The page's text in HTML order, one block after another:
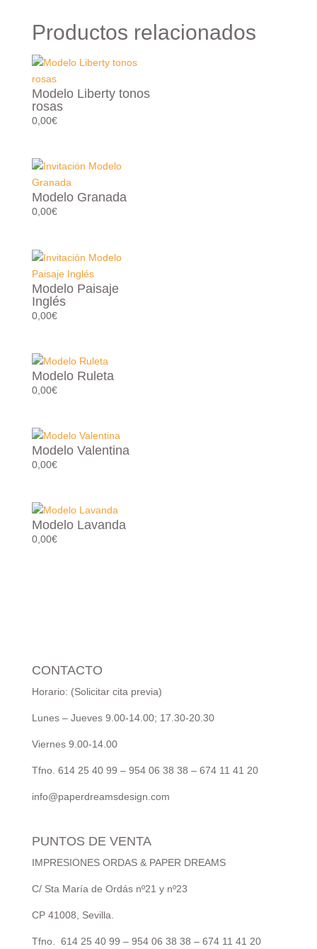
Productos relacionados
Modelo Liberty tonos
rosas
0,00€
Modelo Granada
0,00€
Modelo Paisaje
Inglés
0,00€
Modelo Ruleta
0,00€
Modelo Valentina
0,00€
Modelo Lavanda
0,00€
CONTACTO
Horario: (Solicitar cita previa)
Lunes – Jueves 9.00-14.00; 17.30-20.30
Viernes 9.00-14.00
Tfno. 614 25 40 99 – 954 06 38 38 – 674 11 41 20
info@paperdreamsdesign.com
PUNTOS DE VENTA
IMPRESIONES ORDAS & PAPER DREAMS
C/ Sta María de Ordás nº21 y nº23
CP 41008, Sevilla.
Tfno. 614 25 40 99 – 954 06 38 38 – 674 11 41 20